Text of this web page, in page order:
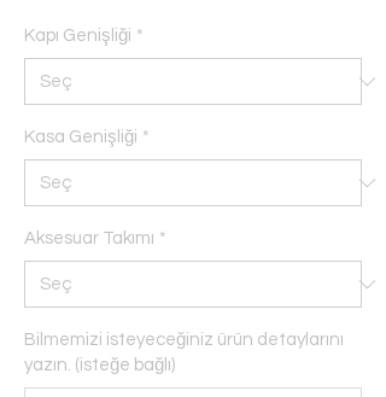
Kapı Genişliği *
Kasa Genişliği *
Aksesuar Takımı *
Bilmemizi isteyeceğiniz ürün detaylarını
yazın. (isteğe bağlı)